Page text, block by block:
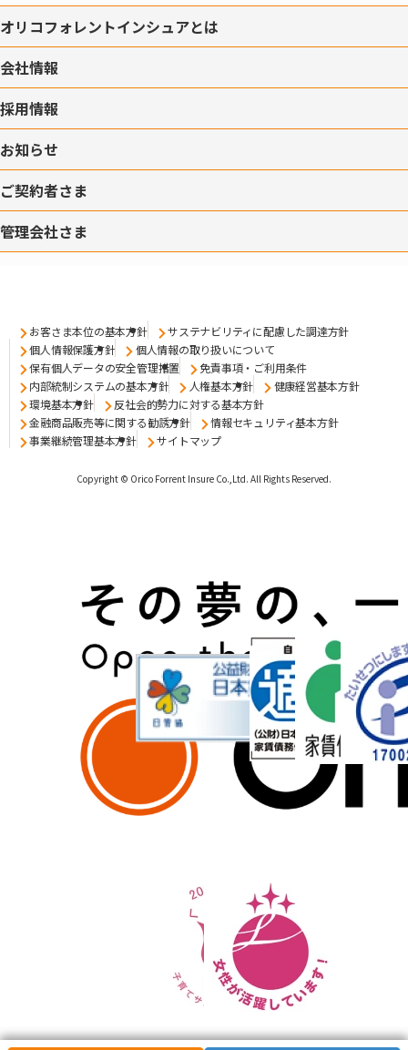
オリコフォレントインシュアとは
会社情報
採用情報
お知らせ
ご契約者さま
管理会社さま
お客さま本位の基本方針
サステナビリティに配慮した調達方針
個人情報保護方針
個人情報の取り扱いについて
保有個人データの安全管理措置
免責事項・ご利用条件
内部統制システムの基本方針
人権基本方針
健康経営基本方針
環境基本方針
反社会的勢力に対する基本方針
金融商品販売等に関する勧誘方針
情報セキュリティ基本方針
事業継続管理基本方針
サイトマップ
Copyright © Orico Forrent Insure Co.,Ltd. All Rights Reserved.